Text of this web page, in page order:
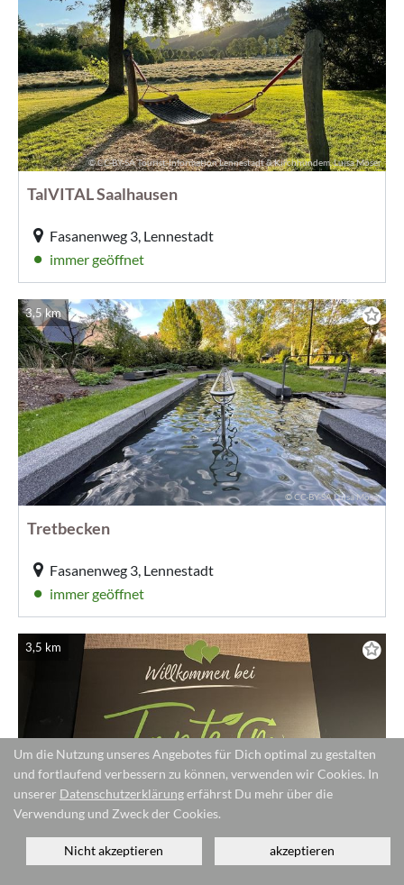
© CC-BY-SA Tourist-Information Lennestadt & Kirchhundem, Luisa Möser
TalVITAL Saalhausen
Fasanenweg 3, Lennestadt
immer geöffnet
© CC-BY-SA Luisa Möser
3,5 km
Tretbecken
Fasanenweg 3, Lennestadt
immer geöffnet
3,5 km
Tante-M-Markt in Saalhausen
Um die Nutzung unseres Angebotes für Dich optimal zu gestalten
und fortlaufend verbessern zu können, verwenden wir Cookies. In
unserer Datenschutzerklärungerfährst Du mehr über die
Verwendung und Zweck der Cookies.
Nicht akzeptieren akzeptieren